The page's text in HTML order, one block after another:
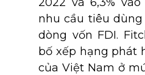
nhu cầu tiêu
dòng vốn FDI.
bố xếp hạng phát
của Việt Nam ở